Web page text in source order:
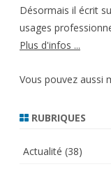
Désormais il écrit
usages
Plus d'infos ...
Vous pouvez aussi
RUBRIQUES
Actualité (38)